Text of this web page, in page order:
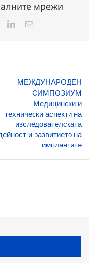
мрежи
LinkedInЕлектронна
МЕЖДУНАРОДЕН
СИМПОЗИУМ
Медицински и
технически аспекти на
изследователската
и развитието на
имплантите